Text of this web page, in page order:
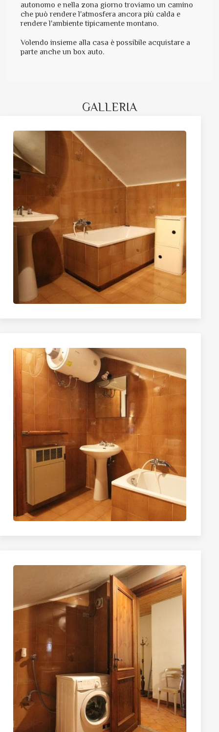
autonomo e nella zona giorno troviamo un camino
che può rendere l'atmosfera ancora più calda e
rendere l'ambiente tipicamente montano.
Volendo insieme alla casa è possibile acquistare a
parte anche un box auto.
GALLERIA